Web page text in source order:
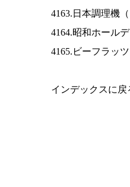
4163.日本調理機（
4164.昭和ホール
4165.ビーフラッ
インデックスに戻